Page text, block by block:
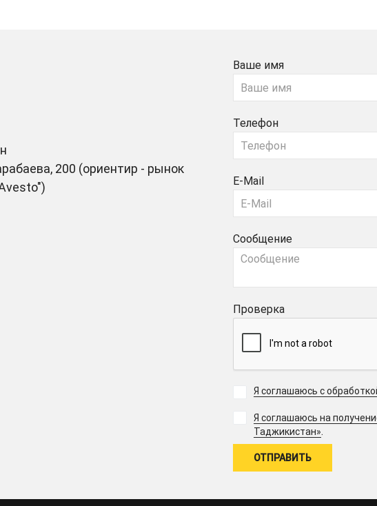
200 (ориентир - рынок
Ваше имя
Телефон
E-Mail
Сообщение
Проверка
Я соглашаюсь с
Я соглашаюсь на
Таджикистан».